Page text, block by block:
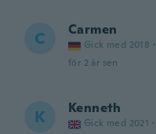
C Carmen
Gick med 2018 ·
för 2 år sen
K Kenneth
Gick med 2021 ·